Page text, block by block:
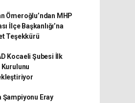
Ömeroğlu’ndan MHP
İlçe Başkanlığı’na
Teşekkürü
Kocaeli Şubesi İlk
Kurulunu
Şampiyonu Eray